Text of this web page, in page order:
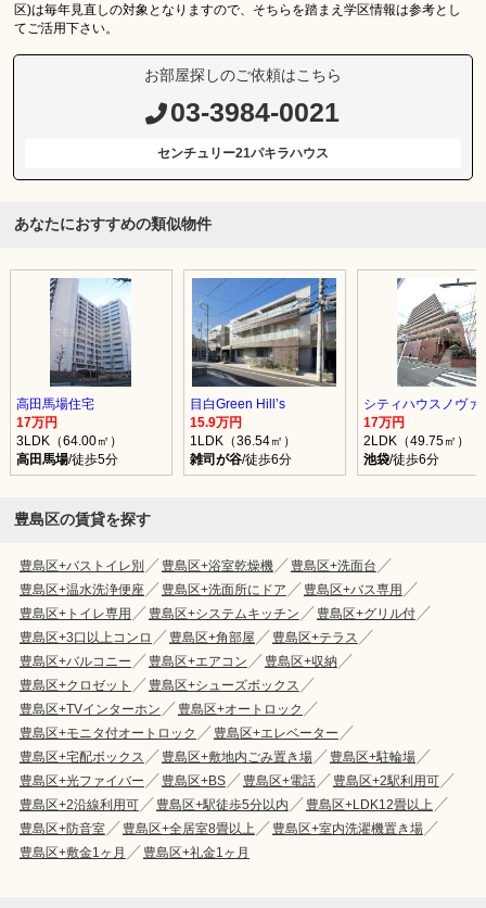
区)は毎年見直しの対象となりますので、そちらを踏まえ学区情報は参考とし
てご活用下さい。
お部屋探しのご依頼はこちら
03-3984-0021
センチュリー21パキラハウス
あなたにおすすめの類似物件
高田馬場住宅
17万円
3LDK（64.00㎡）
高田馬場/徒歩5分
目白Green Hill’s
15.9万円
1LDK（36.54㎡）
雑司が谷/徒歩6分
シティハウスノヴァ
17万円
2LDK（49.75㎡）
池袋/徒歩6分
豊島区の賃貸を探す
豊島区+バストイレ別 豊島区+浴室乾燥機
豊島区+洗面台
豊島区+温水洗浄便座
豊島区+洗面所にドア
豊島区+バス専用
豊島区+トイレ専用
豊島区+システムキッチン
豊島区+グリル付
豊島区+3口以上コンロ
豊島区+角部屋
豊島区+テラス
豊島区+バルコニー
豊島区+エアコン
豊島区+収納
豊島区+クロゼット
豊島区+シューズボックス
豊島区+TVインターホン
豊島区+オートロック
豊島区+モニタ付オートロック
豊島区+エレベーター
豊島区+宅配ボックス
豊島区+敷地内ごみ置き場
豊島区+駐輪場
豊島区+光ファイバー
豊島区+BS 豊島区+電話
豊島区+2駅利用可
豊島区+2沿線利用可
豊島区+駅徒歩5分以内
豊島区+LDK12畳以上
豊島区+防音室
豊島区+全居室8畳以上
豊島区+室内洗濯機置き場
豊島区+敷金1ヶ月
豊島区+礼金1ヶ月